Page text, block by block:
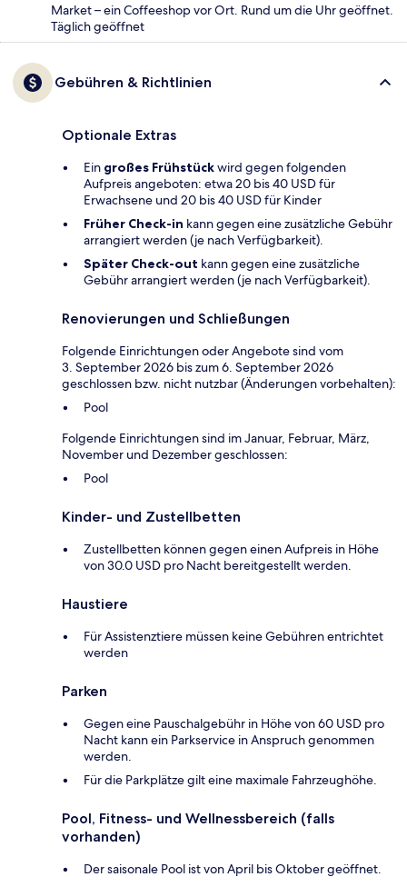
Market – ein Coffeeshop vor Ort. Rund um die Uhr geöffnet.
Täglich geöffnet
Gebühren & Richtlinien
Optionale Extras
Ein großes Frühstückwird gegen folgenden
Aufpreis angeboten: etwa 20 bis 40 USD für
Erwachsene und 20 bis 40 USD für Kinder
Früher Check-in kann gegen eine zusätzliche Gebühr
arrangiert werden (je nach Verfügbarkeit).
Später Check-out kann gegen eine zusätzliche
Gebühr arrangiert werden (je nach Verfügbarkeit).
Renovierungen und Schließungen
Folgende Einrichtungen oder Angebote sind vom
3. September 2026 bis zum 6. September 2026
geschlossen bzw. nicht nutzbar (Änderungen vorbehalten):
Pool
Folgende Einrichtungen sind im Januar, Februar, März,
November und Dezember geschlossen:
Pool
Kinder- und Zustellbetten
Zustellbetten können gegen einen Aufpreis in Höhe
von 30.0 USD pro Nacht bereitgestellt werden.
Haustiere
Für Assistenztiere müssen keine Gebühren entrichtet
werden
Parken
Gegen eine Pauschalgebühr in Höhe von 60 USD pro
Nacht kann ein Parkservice in Anspruch genommen
werden.
Für die Parkplätze gilt eine maximale Fahrzeughöhe.
Pool, Fitness- und Wellnessbereich (falls
vorhanden)
Der saisonale Pool ist von April bis Oktober geöffnet.